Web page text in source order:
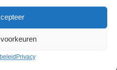
Privacy